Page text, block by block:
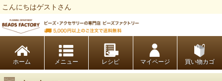
こんにちはゲストさん
ホーム レシピ マイページ 買い物カゴ